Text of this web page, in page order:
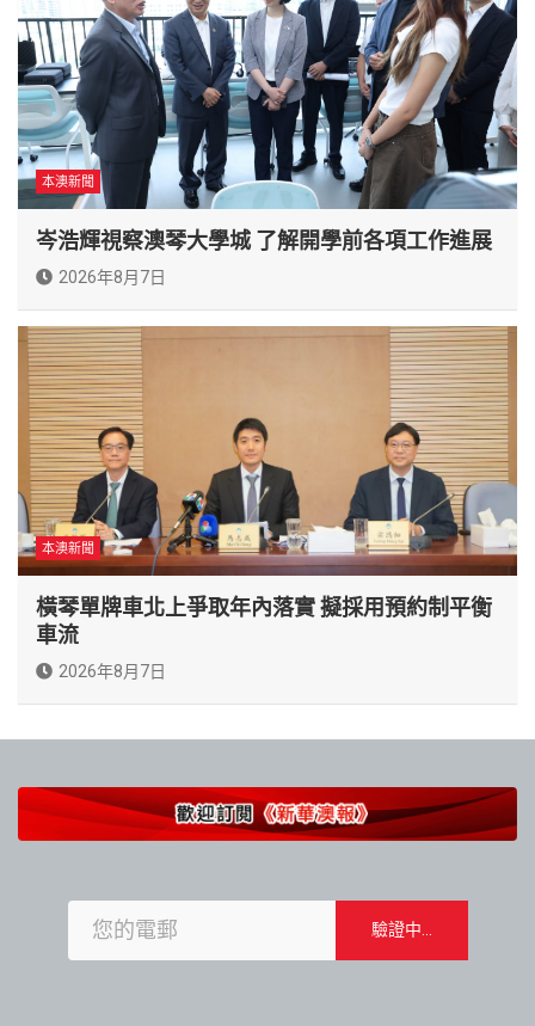
本澳新聞
岑浩輝視察澳琴大學城 了解開學前各項工作進展
2026年8月7日
本澳新聞
橫琴單牌車北上爭取年內落實 擬採用預約制平衡
車流
2026年8月7日